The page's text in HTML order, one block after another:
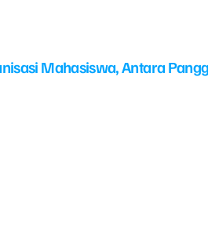
Mahasiswa, Antara